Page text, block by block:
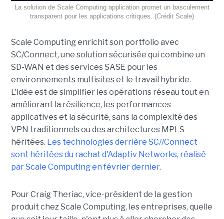
La solution de Scale Computing application promet un basculement
transparent pour les applications critiques. (Crédit Scale)
Scale Computing enrichit son portfolio avec
SC/Connect, une solution sécurisée qui combine un
SD-WAN et des services SASE pour les
environnements multisites et le travail hybride.
L'idée est de simplifier les opérations réseau tout en
améliorant la résilience, les performances
applicatives et la sécurité, sans la complexité des
VPN traditionnels ou des architectures MPLS
héritées. Les technologies derrière SC//Connect
sont héritées du rachat d'Adaptiv Networks, réalisé
par Scale Computing en février dernier.
Pour Craig Theriac, vice-président de la gestion
produit chez Scale Computing, les entreprises, quelle